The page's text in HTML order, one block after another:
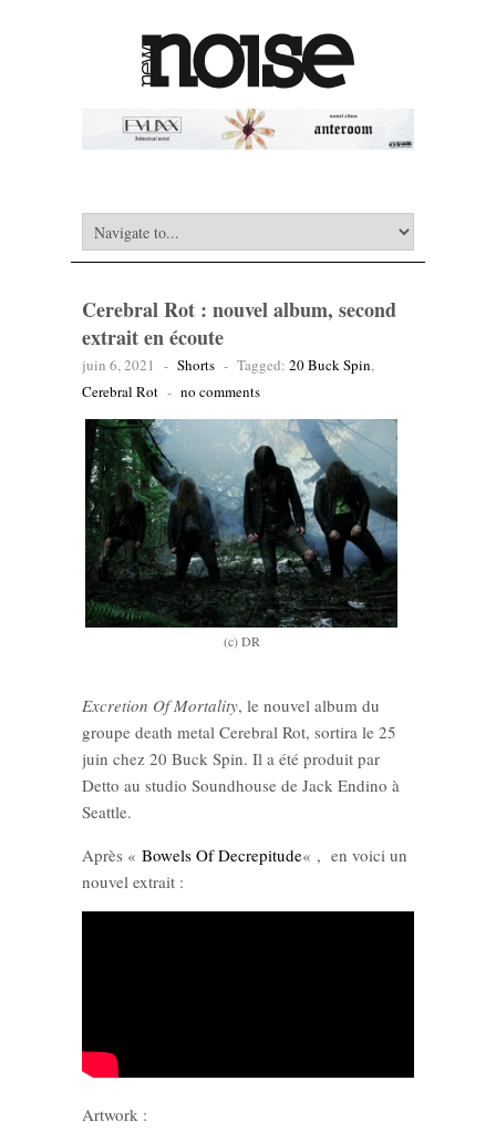
Cerebral Rot : nouvel album, second
extrait en écoute
juin 6, 2021 - Shorts - Tagged: 20 Buck Spin,
Cerebral Rot - no comments
(c) DR
Excretion Of Mortality, le nouvel album du
groupe death metal Cerebral Rot, sortira le 25
juin chez 20 Buck Spin. Il a été produit par
Detto au studio Soundhouse de Jack Endino à
Seattle.
Après « Bowels Of Decrepitude« , en voici un
nouvel extrait :
Artwork :